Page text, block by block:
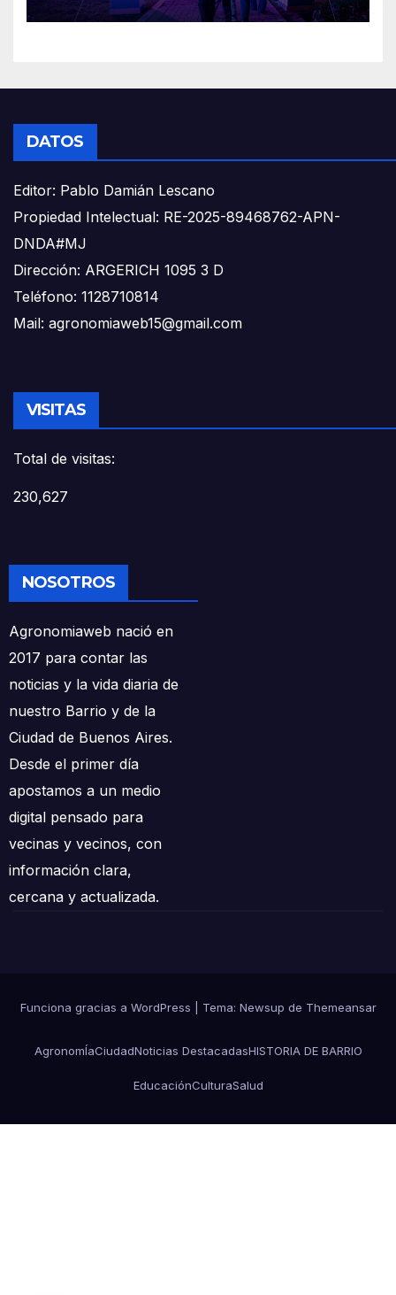
DATOS
Editor: Pablo Damián Lescano
Propiedad Intelectual: RE-2025-89468762-APN-
DNDA#MJ
Dirección: ARGERICH 1095 3 D
Teléfono: 1128710814
Mail: agronomiaweb15@gmail.com
VISITAS
Total de visitas:
230,627
NOSOTROS
Agronomiaweb nació en
2017 para contar las
noticias y la vida diaria de
nuestro Barrio y de la
Ciudad de Buenos Aires.
Desde el primer día
apostamos a un medio
digital pensado para
vecinas y vecinos, con
información clara,
cercana y actualizada.
Funciona gracias a WordPress Tema: Newsup de Themeansar
AgronomÍaCiudadNoticias DestacadasHISTORIA DE BARRIO
EducaciónCulturaSalud